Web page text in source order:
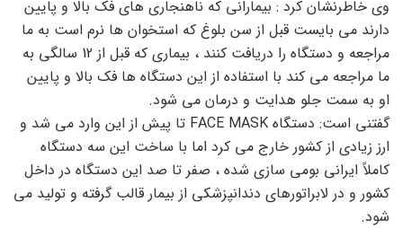
وی خاطرنشان کرد : بیمارانی که ناهنجاری های فک بالا و پایین
دارند می بایست قبل از سن بلوغ که استخوان ها نرم است به ما
مراجعه و دستگاه را دریافت کنند ، بیماری که قبل از 12 سالگی به
ما مراجعه می کند با استفاده از این دستگاه ها فک بالا و پایین
او به سمت جلو هدایت و درمان می شود.
گفتنی است: دستگاه FACE MASK تا پیش از این وارد می شد و
ارز زیادی از کشور خارج می کرد اما با ساخت این سه دستگاه
کاملاً ایرانی بومی سازی شده ، صفر تا صد این دستگاه در داخل
کشور و در لابراتورهای دندانپزشکی از بیمار قالب گرفته و تولید می
شود.